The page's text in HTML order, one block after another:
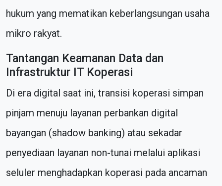
hukum yang mematikan keberlangsungan usaha
mikro rakyat.
Tantangan Keamanan Data dan
Infrastruktur IT Koperasi
Di era digital saat ini, transisi koperasi simpan
pinjam menuju layanan perbankan digital
bayangan (shadow banking) atau sekadar
penyediaan layanan non-tunai melalui aplikasi
seluler menghadapkan koperasi pada ancaman